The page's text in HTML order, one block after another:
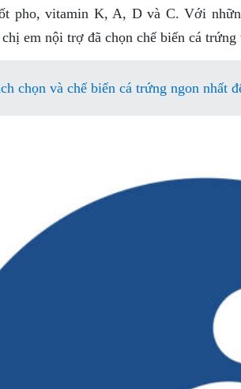
pho, vitamin K, A, D và C. Với
em nội trợ đã chọn chế biến cá
chọn và chế biến cá trứng ngon nhất